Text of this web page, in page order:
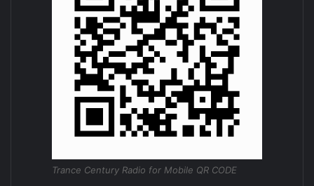
Trance Century Radio for Mobile QR CODE